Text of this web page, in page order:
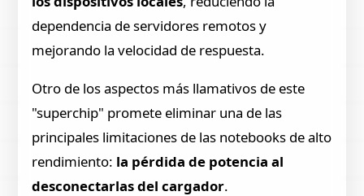
dependencia de servidores remotos y
mejorando la velocidad de respuesta.
Otro de los aspectos más llamativos de este
"superchip" promete eliminar una de las
principales limitaciones de las notebooks de alto
rendimiento: la pérdida de potencia al
desconectarlas del cargador.